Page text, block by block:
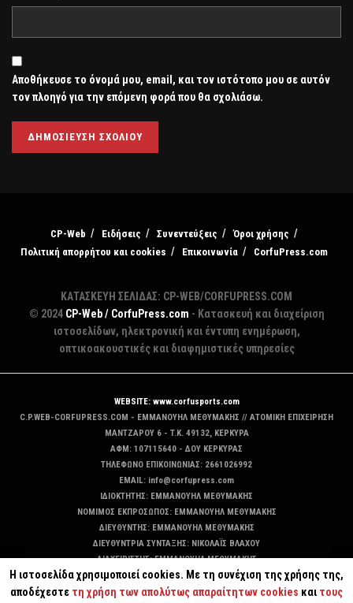
Αποθήκευσε το όνομά μου, email, και τον ιστότοπο μου σε αυτόν
τον πλοηγό για την επόμενη φορά που θα σχολιάσω.
CP-Web Ειδήσεις Συνεντεύξεις
Όροι χρήσης
Πολιτική απορρήτου και cookies
Επικοινωνία CorfuPress.com
ΚΑΤΑΣΚΕΥΗ ΣΕΛΙΔΑΣ: CP-WEB/CORFUPRESS.COM
© 2024 CP-Web / CorfuPress.com - Κατασκευή και διαχείριση
ιστοσελίδων, ηλεκτρονική και έντυπη ενημέρωση,
οπτικοακουστικές και διαφημιστικές υπηρεσίες
WEBSITE: www.corfusports.com
C.P.WEB-CORFUPRESS.COM - ΕΜΜΑΝΟΥΗΛ ΜΕΘΥΜΑΚΗΣ // ΑΤΟΜΙΚΗ ΕΠΙΧΕΙΡΗΣΗ
MANTZAΡΟΥ 6 - T.K. 49132, ΚΕΡΚΥΡΑ
ΑΦΜ: 107115640 - ΔΟΥ ΚΕΡΚΥΡΑΣ
ΤΗΛΕΦΩΝΟ ΕΠΙΚΟΙΝΩΝΙΑΣ: 2661026992
EMAIL: info@corfupress.com
ΙΔΙΟΚΤΗΤΗΣ: EMMANOYΗΛ ΜΕΘΥΜΑΚΗΣ
ΝΟΜΙΜΟΣ ΕΚΠΡΟΣΩΠΟΣ: EMMANOYΗΛ ΜΕΘΥΜΑΚΗΣ
ΔΙΕΥΘΥΝΤΗΣ: EMMANOYΗΛ ΜΕΘΥΜΑΚΗΣ
ΔΙΕΥΘΥΝΤΡΙΑ ΣΥΝΤΑΞΗΣ: ΝΙΚΟΛΑΪΣ ΒΛΑΧΟΥ
ΔΙΑΧΕΙΡΙΣΤΗΣ: EMMANOYΗΛ ΜΕΘΥΜΑΚΗΣ
ΔΙΚΑΙΟΥΧΟΣ DOMAIN: ΕΜΜΑΝΟΥΗΛ ΜΕΘΥΜΑΚΗΣ
Η ιστοσελίδα χρησιμοποιεί cookies. Με τη συνέχιση της χρήσης της,
αποδέχεστε τη χρήση των απολύτως απαραίτητων cookies και τους